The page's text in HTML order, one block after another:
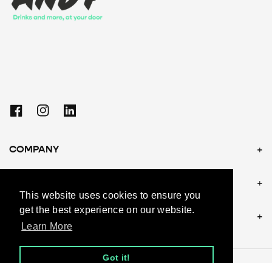
This website uses cookies to ensure you
get the best experience on our website.
Learn More
Got it!
FacebookInstagramLinkedin
COMPANY
CONTACT US